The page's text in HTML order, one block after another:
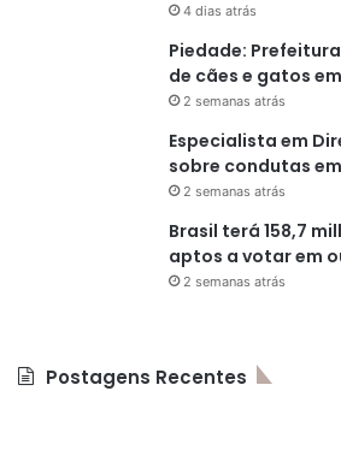
4 dias atrás
Piedade:
de cães e gatos
2 semanas atrás
Especialista em
sobre condutas
2 semanas atrás
Brasil terá 158,7
aptos a votar em
2 semanas atrás
Postagens Recentes